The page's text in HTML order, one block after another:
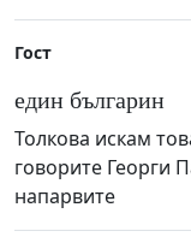
Гост
един българин
Толкова искам
говорите Георги
напарвите